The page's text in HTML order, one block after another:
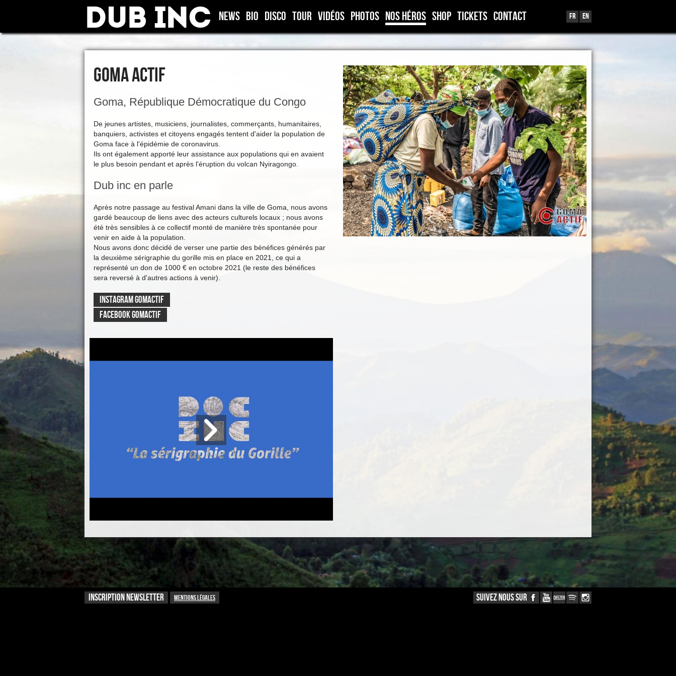
Dub Inc News Bio Disco Tour Vidéos Photos Nos héros Shop TICKETS Contact Fr En
GOMA ACTIF
Goma, République Démocratique du Congo
De jeunes artistes, musiciens, journalistes, commerçants, humanitaires,
banquiers, activistes et citoyens engagés tentent d'aider la population de
Goma face à l'épidémie de coronavirus.
Ils ont également apporté leur assistance aux populations qui en avaient
le plus besoin pendant et après l'éruption du volcan Nyiragongo.
Dub inc en parle
Après notre passage au festival Amani dans la ville de Goma, nous avons
gardé beaucoup de liens avec des acteurs culturels locaux ; nous avons
été très sensibles à ce collectif monté de manière très spontanée pour
venir en aide à la population.
Nous avons donc décidé de verser une partie des bénéfices générés par
la deuxième sérigraphie du gorille mis en place en 2021, ce qui a
représenté un don de 1000 € en octobre 2021 (le reste des bénéfices
sera reversé à d'autres actions à venir).
INSTAGRAM GOMACTIF
FACEBOOK GOMACTIF
INSCRIPTION NEWSLETTER Mentions légales SUIVEZ NOUS SUR